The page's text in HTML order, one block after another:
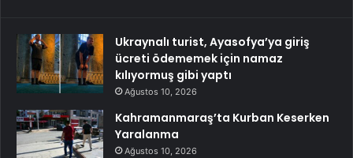
Ukraynalı turist, Ayasofya’ya giriş
ücreti ödememek için namaz
kılıyormuş gibi yaptı
Ağustos 10, 2026
Kahramanmaraş’ta Kurban Keserken
Yaralanma
Ağustos 10, 2026